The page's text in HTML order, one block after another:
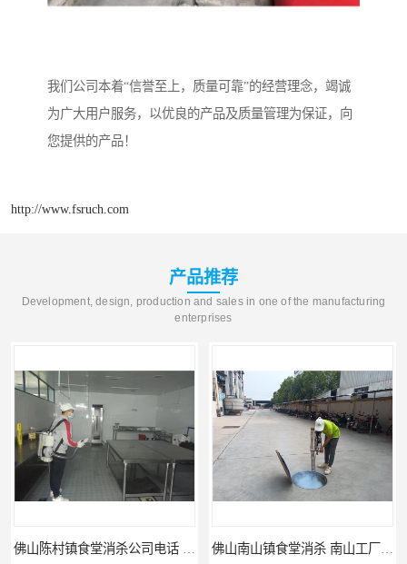
我们公司本着“信誉至上，质量可靠”的经营理念，竭诚
为广大用户服务，以优良的产品及质量管理为保证，向
您提供的产品！
http://www.fsruch.com
产品推荐
Development, design, production and sales in one of the manufacturing
enterprises